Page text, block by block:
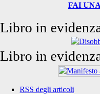
FAI
Libro in
Libro in
RSS degli articoli